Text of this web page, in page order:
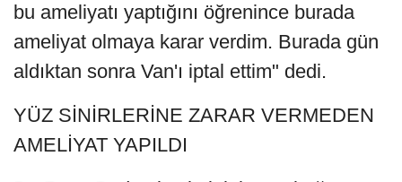
bu ameliyatı yaptığını öğrenince burada
ameliyat olmaya karar verdim. Burada gün
aldıktan sonra Van'ı iptal ettim" dedi.
YÜZ SİNİRLERİNE ZARAR VERMEDEN
AMELİYAT YAPILDI